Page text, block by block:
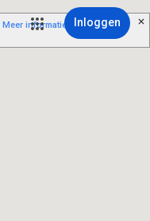
Inloggen
Meer informatie over hoe je je